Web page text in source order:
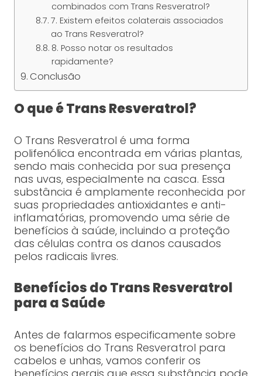
combinados com Trans Resveratrol?
7. Existem efeitos colaterais associados
ao Trans Resveratrol?
8. Posso notar os resultados
rapidamente?
Conclusão
O que é Trans Resveratrol?
O Trans Resveratrol é uma forma
polifenólica encontrada em várias plantas,
sendo mais conhecida por sua presença
nas uvas, especialmente na casca. Essa
substância é amplamente reconhecida por
suas propriedades antioxidantes e anti-
inflamatórias, promovendo uma série de
benefícios à saúde, incluindo a proteção
das células contra os danos causados
pelos radicais livres.
Benefícios do Trans Resveratrol
para a Saúde
Antes de falarmos especificamente sobre
os benefícios do Trans Resveratrol para
cabelos e unhas, vamos conferir os